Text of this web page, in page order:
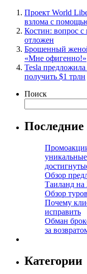
Проект World
взлома с
Костин: вопрос
отложен
Брошенный
«Мне офигенно!»
Tesla предложила
получить $1 трлн
Поиск
Последние
Обзор
Таиланд на
Обзор
Почему
исправить
Обман
за
Категории